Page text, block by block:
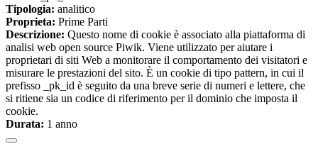
Tipologia: analitico
Proprieta: Prime Parti
Descrizione: Questo nome di cookie è associato alla piattaforma di
analisi web open source Piwik. Viene utilizzato per aiutare i
proprietari di siti Web a monitorare il comportamento dei visitatori e
misurare le prestazioni del sito. È un cookie di tipo pattern, in cui il
prefisso _pk_id è seguito da una breve serie di numeri e lettere, che
si ritiene sia un codice di riferimento per il dominio che imposta il
cookie.
Durata: 1 anno